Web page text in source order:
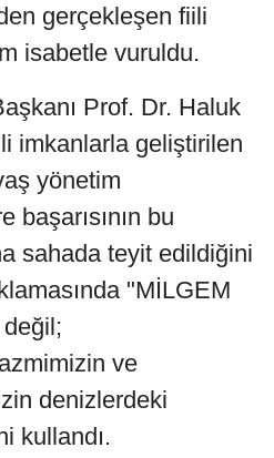
gerçekleşen fiili
isabetle vuruldu.
Prof. Dr. Haluk
imkanlarla geliştirilen
yönetim
başarısının bu
sahada teyit edildiğini
"MİLGEM
ve
denizlerdeki
kullandı.